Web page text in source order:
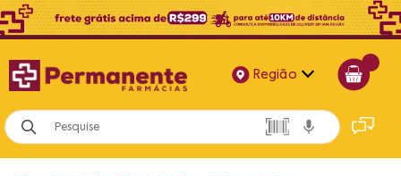
Região
Alagoas
Bahia